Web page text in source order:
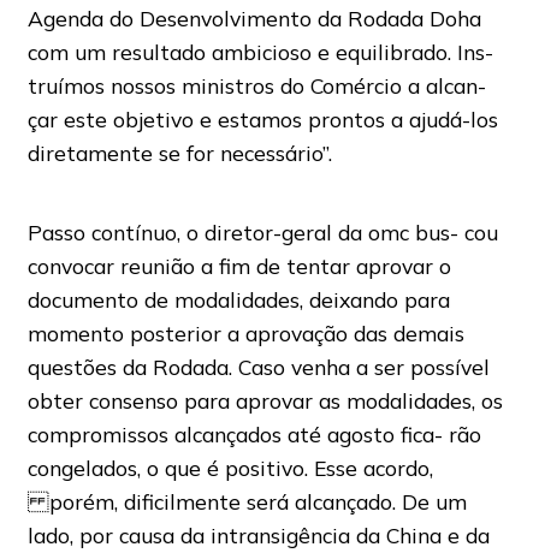
Agenda do Desenvolvimento da Rodada Doha
com um resultado ambicioso e equilibrado. Ins-
truímos nossos ministros do Comércio a alcan-
çar este objetivo e estamos prontos a ajudá-los
diretamente se for necessário”.
Passo contínuo, o diretor-geral da omc bus- cou
convocar reunião a fim de tentar aprovar o
documento de modalidades, deixando para
momento posterior a aprovação das demais
questões da Rodada. Caso venha a ser possível
obter consenso para aprovar as modalidades, os
compromissos alcançados até agosto fica- rão
congelados, o que é positivo. Esse acordo,
porém, dificilmente será alcançado. De um
lado, por causa da intransigência da China e da